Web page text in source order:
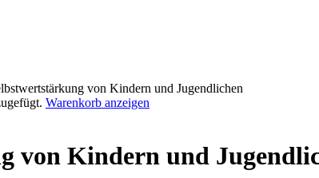
von Kindern und Jugendlichen
Warenkorb anzeigen
von Kindern und